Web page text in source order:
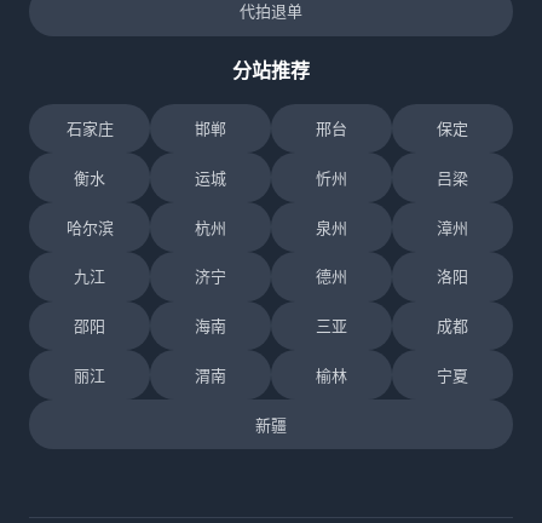
代拍退单
分站推荐
石家庄 邯郸 邢台 保定
衡水 运城 忻州 吕梁
哈尔滨 杭州 泉州 漳州
九江 济宁 德州 洛阳
邵阳 海南 三亚 成都
丽江 渭南 榆林 宁夏
新疆